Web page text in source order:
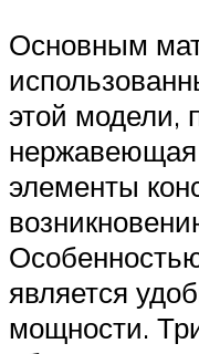
Основным
этой модели,
элементы
является
мощности.